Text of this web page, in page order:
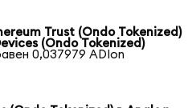
Trust (Ondo Tokenized)
(Ondo Tokenized)
0,037979 ADIon